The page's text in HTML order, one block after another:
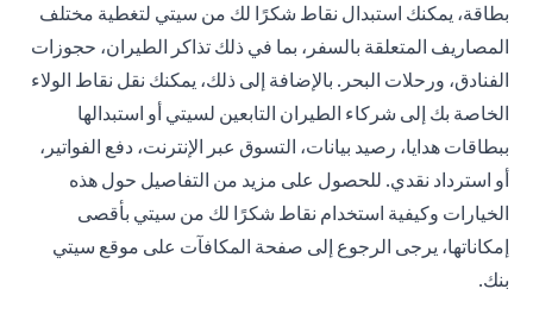
بطاقة، يمكنك استبدال نقاط شكرًا لك من سيتي لتغطية مختلف
المصاريف المتعلقة بالسفر، بما في ذلك تذاكر الطيران، حجوزات
الفنادق، ورحلات البحر. بالإضافة إلى ذلك، يمكنك نقل نقاط الولاء
الخاصة بك إلى شركاء الطيران التابعين لسيتي أو استبدالها
ببطاقات هدايا، رصيد بيانات، التسوق عبر الإنترنت، دفع الفواتير،
أو استرداد نقدي. للحصول على مزيد من التفاصيل حول هذه
الخيارات وكيفية استخدام نقاط شكرًا لك من سيتي بأقصى
إمكاناتها، يرجى الرجوع إلى صفحة المكافآت على موقع سيتي
بنك.